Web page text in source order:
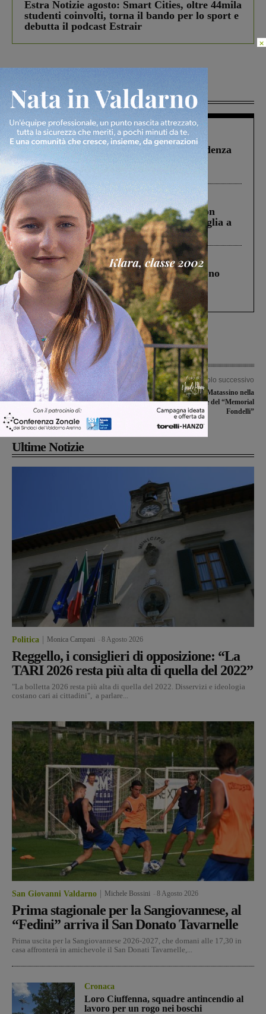
Estra Notizie agosto: Smart Cities, oltre 44mila
studenti coinvolti, torna il bando per lo sport e
debutta il podcast Estrair
Più lette
Figline Incisa Valdarno 1 Agosto 2026
Piscina di Figline finanziata oltre la scadenza
Pnrr, il gruppo di Fratelli d’Italia: “Un
ringraziamento al Governo”
Cronaca 3 Agosto 2026
Scomparso da una struttura di Castiglion
Fiorentino l’uomo che aveva ucciso la figlia a
Levane nel 2020
Cronaca 4 Agosto 2026
Un anno fa la strage in A1 in cui morirono
Gianni, Giulia e Franco. Lo schianto, il
processo, lo stop ai sorpassi fra tir....
Articolo precedente
Sinistra Italiana e Sel Valdarno: “Non
sediamo in consiglio, ma faremo
opposizione dall’esterno”
Articolo successivo
Giovanissimi al Matassino nella
quarta edizione del “Memorial
Fondelli”
Ultime Notizie
Politica Monica Campani 8 Agosto 2026
Reggello, i consiglieri di opposizione: “La
TARI 2026 resta più alta di quella del 2022”
"La bolletta 2026 resta più alta di quella del 2022. Disservizi e ideologia
costano cari ai cittadini", a parlare...
San Giovanni Valdarno Michele Bossini 8 Agosto 2026
Prima stagionale per la Sangiovannese, al
“Fedini” arriva il San Donato Tavarnelle
Prima uscita per la Sangiovannese 2026-2027, che domani alle 17,30 in
casa affronterà in amichevole il San Donati Tavarnelle,...
Cronaca
Loro Ciuffenna, squadre antincendio al
lavoro per un rogo nei boschi
×